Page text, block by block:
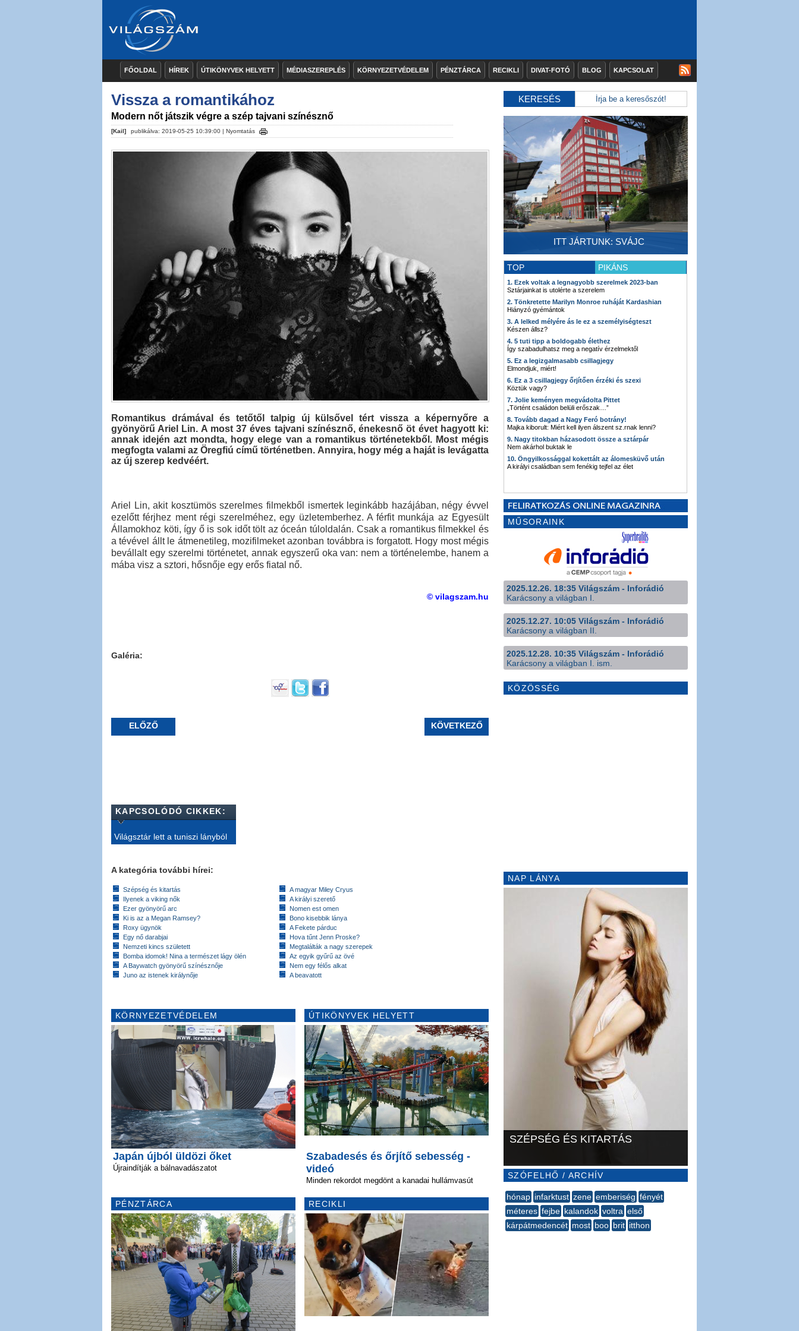
FŐOLDAL HÍREK ÚTIKÖNYVEK HELYETT MÉDIASZEREPLÉS KÖRNYEZETVÉDELEM PÉNZTÁRCA RECIKLI DIVAT-FOTÓ BLOG KAPCSOLAT
Vissza a romantikához
Modern nőt játszik végre a szép tajvani színésznő
[Kail] publikálva: 2019-05-25 10:39:00 | Nyomtatás
Romantikus drámával és tetőtől talpig új külsővel tért vissza a képernyőre a
gyönyörű Ariel Lin. A most 37 éves tajvani színésznő, énekesnő öt évet hagyott ki:
annak idején azt mondta, hogy elege van a romantikus történetekből. Most mégis
megfogta valami az Öregfiú című történetben. Annyira, hogy még a haját is levágatta
az új szerep kedvéért.
Ariel Lin, akit kosztümös szerelmes filmekből ismertek leginkább hazájában, négy évvel
ezelőtt férjhez ment régi szerelméhez, egy üzletemberhez. A férfit munkája az Egyesült
Államokhoz köti, így ő is sok időt tölt az óceán túloldalán. Csak a romantikus filmekkel és
a tévével állt le átmenetileg, mozifilmeket azonban továbbra is forgatott. Hogy most mégis
bevállalt egy szerelmi történetet, annak egyszerű oka van: nem a történelembe, hanem a
mába visz a sztori, hősnője egy erős fiatal nő.
© vilagszam.hu
Galéria:
ELŐZŐ KÖVETKEZŐ
KAPCSOLÓDÓ CIKKEK:
Világsztár lett a tuniszi lányból
A kategória további hírei:
Szépség és kitartás
Ilyenek a viking nők
Ezer gyönyörű arc
Ki is az a Megan Ramsey?
Roxy ügynök
Egy nő darabjai
Nemzeti kincs született
Bomba idomok! Nina a természet lágy ölén
A Baywatch gyönyörű színésznője
Juno az istenek királynője
A magyar Miley Cryus
A királyi szerető
Nomen est omen
Bono kisebbik lánya
A Fekete párduc
Hova tűnt Jenn Proske?
Megtalálták a nagy szerepek
Az egyik gyűrű az övé
Nem egy félős alkat
A beavatott
KÖRNYEZETVÉDELEM
Japán újból üldözi őket
Újraindítják a bálnavadászatot
PÉNZTÁRCA
ÚTIKÖNYVEK HELYETT
Szabadesés és őrjítő sebesség -
videó
Minden rekordot megdönt a kanadai hullámvasút
RECIKLI
KERESÉS
ITT JÁRTUNK: SVÁJC
TOP PIKÁNS
1. Ezek voltak a legnagyobb szerelmek 2023-ban
Sztárjainkat is utolérte a szerelem
2. Tönkretette Marilyn Monroe ruháját Kardashian
Hiányzó gyémántok
3. A lelked mélyére ás le ez a személyiségteszt
Készen állsz?
4. 5 tuti tipp a boldogabb élethez
Így szabadulhatsz meg a negatív érzelmektől
5. Ez a legizgalmasabb csillagjegy
Elmondjuk, miért!
6. Ez a 3 csillagjegy őrjítően érzéki és szexi
Köztük vagy?
7. Jolie keményen megvádolta Pittet
„Történt családon belüli erőszak…”
8. Tovább dagad a Nagy Feró botrány!
Majka kiborult: Miért kell ilyen álszent sz.rnak lenni?
9. Nagy titokban házasodott össze a sztárpár
Nem akárhol buktak le
10. Öngyilkossággal kokettált az álomesküvő után
A királyi családban sem fenékig tejfel az élet
MŰSORAINK
2025.12.26. 18:35 Világszám - Inforádió
Karácsony a világban I.
2025.12.27. 10:05 Világszám - Inforádió
Karácsony a világban II.
2025.12.28. 10:35 Világszám - Inforádió
Karácsony a világban I. ism.
KÖZÖSSÉG
NAP LÁNYA
SZÉPSÉG ÉS KITARTÁS
SZÓFELHŐ / ARCHÍV
hónap infarktust zene emberiség fényét
méteres fejbe kalandok voltra első
kárpátmedencét most boo brit itthon